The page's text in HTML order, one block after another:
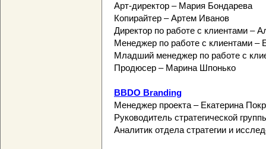
Арт-директор – Мария Бондарева
Копирайтер – Артем Иванов
Директор по работе с клиентами –
Менеджер по работе с клиентами –
Младший менеджер по работе с
Продюсер – Марина Шпонько
BBDO Branding
Менеджер проекта – Екатерина
Руководитель стратегической
Аналитик отдела стратегии и